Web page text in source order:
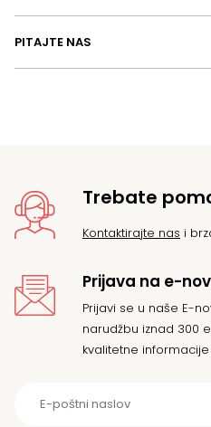
PITAJTE NAS
Trebate
Kontaktirajte nas i
Prijava na e-
Prijavi se u naše E-
narudžbu iznad 300
kvalitetne